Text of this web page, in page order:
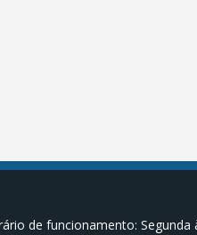
de funcionamento: Segunda